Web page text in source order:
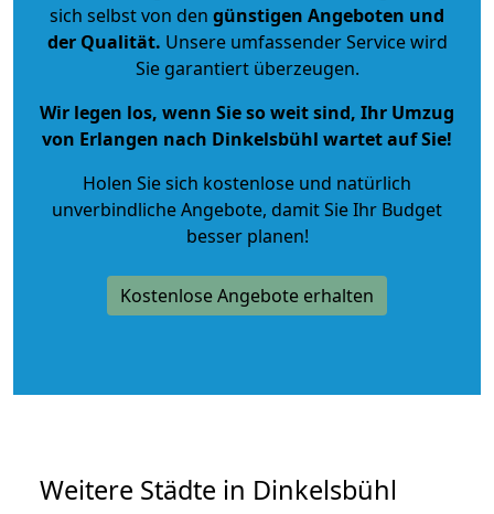
sich selbst von den günstigen Angeboten und
der Qualität. Unsere umfassender Service wird
Sie garantiert überzeugen.
Wir legen los, wenn Sie so weit sind, Ihr Umzug
von Erlangen nach Dinkelsbühl wartet auf Sie!
Holen Sie sich kostenlose und natürlich
unverbindliche Angebote, damit Sie Ihr Budget
besser planen!
Kostenlose Angebote erhalten
Weitere Städte in Dinkelsbühl